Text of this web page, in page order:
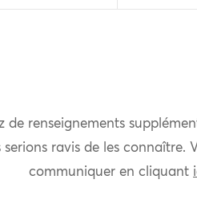
de renseignements
ravis de les connaître.
communiquer en cliquant